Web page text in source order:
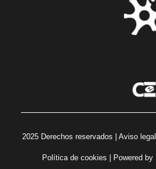
2025 Derechos reservados | Aviso legal
Política de cookies | Powered by